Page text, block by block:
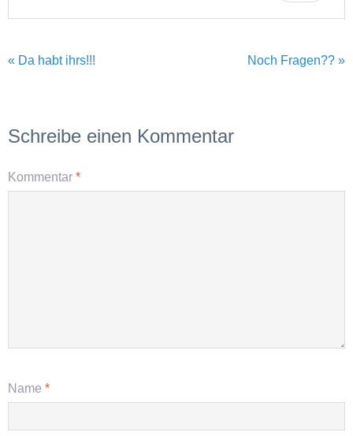
« Da habt ihrs!!! Noch Fragen?? »
Schreibe einen Kommentar
Kommentar *
Name *